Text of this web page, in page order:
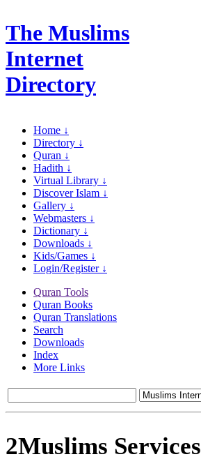
The Muslims
Internet
Directory
Home ↓
Directory ↓
Quran ↓
Hadith ↓
Virtual Library ↓
Discover Islam ↓
Gallery ↓
Webmasters ↓
Dictionary ↓
Downloads ↓
Kids/Games ↓
Login/Register ↓
Quran Tools
Quran Books
Quran Translations
Search
Downloads
Index
More Links
2Muslims Services